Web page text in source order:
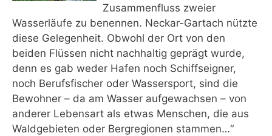
Zusammenfluss zweier
Wasserläufe zu benennen. Neckar-Gartach nützte
diese Gelegenheit. Obwohl der Ort von den
beiden Flüssen nicht nachhaltig geprägt wurde,
denn es gab weder Hafen noch Schiffseigner,
noch Berufsfischer oder Wassersport, sind die
Bewohner – da am Wasser aufgewachsen – von
anderer Lebensart als etwas Menschen, die aus
Waldgebieten oder Bergregionen stammen…“